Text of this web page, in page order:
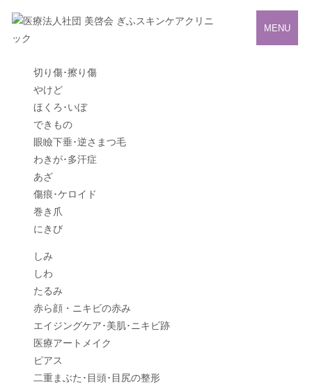
MENU
切り傷･擦り傷
やけど
ほくろ･いぼ
できもの
眼瞼下垂･逆さまつ毛
わきが･多汗症
あざ
傷痕･ケロイド
巻き爪
にきび
しみ
しわ
たるみ
赤ら顔・ニキビの赤み
エイジングケア･美肌･ニキビ跡
医療アートメイク
ピアス
二重まぶた･目頭･目尻の整形